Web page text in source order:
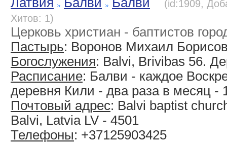
(id:1909,
Хитов: 1)
Церковь христиан - баптистов
Пастырь: Воронов Михаил
Богослужения: Balvi, Brivibas 56.
Расписание: Балви - каждое
деревня Кили - два раза в месяц -
Почтовый адрес: Balvi baptist
Balvi, Latvia LV - 4501
Телефоны: +37125903425